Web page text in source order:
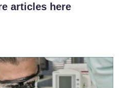
articles here